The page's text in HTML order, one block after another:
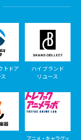
トドア
ハイブランド
リユース
アニメ・キャラグッ